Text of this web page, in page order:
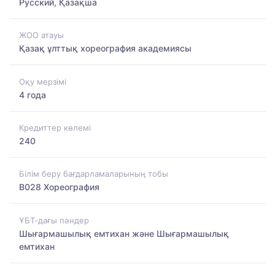
Русский, Қазақша
ЖОО атауы
Қазақ ұлттық хореография академиясы
Оқу мерзімі
4 года
Кредиттер көлемі
240
Білім беру бағдарламаларының тобы
B028 Хореография
ҰБТ-дағы пәндер
Шығармашылық емтихан және Шығармашылық
емтихан